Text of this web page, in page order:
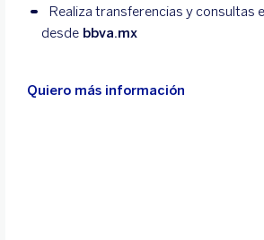
Realiza transferencias y consultas
desde bbva.mx
Quiero más información